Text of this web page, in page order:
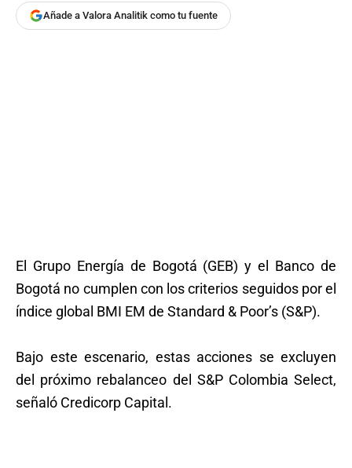
Añade a Valora Analitik como tu fuente
El Grupo Energía de Bogotá (GEB) y el Banco de
Bogotá no cumplen con los criterios seguidos por el
índice global BMI EM de Standard & Poor’s (S&P).
Bajo este escenario, estas acciones se excluyen
del próximo rebalanceo del S&P Colombia Select,
señaló Credicorp Capital.